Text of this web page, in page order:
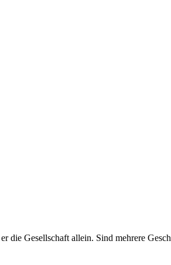
die Gesellschaft allein. Sind mehrere